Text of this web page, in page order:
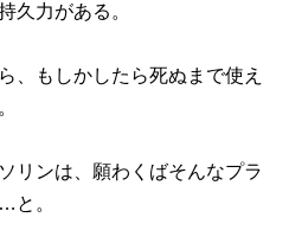
久力がある。
、もしかしたら死ぬまで使え
リンは、願わくばそんなプラ
と。